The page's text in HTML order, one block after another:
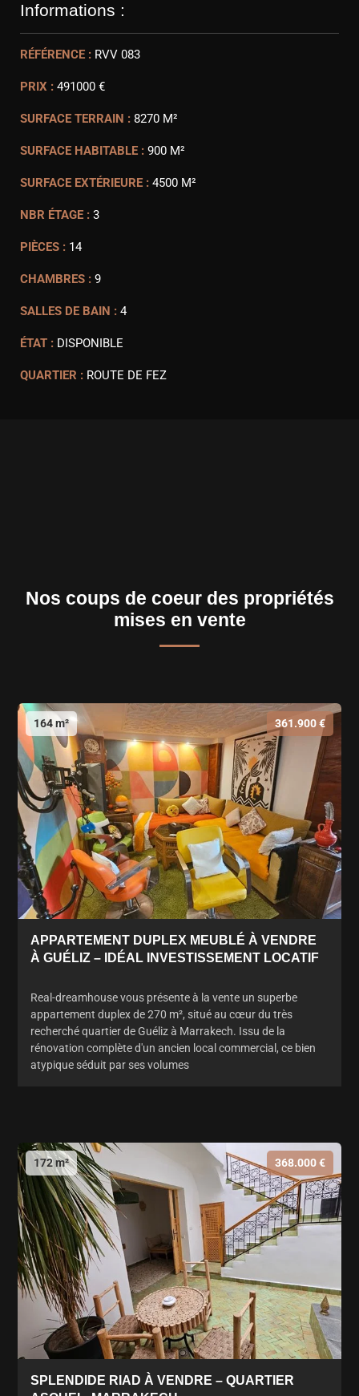
Informations :
RÉFÉRENCE : RVV 083
PRIX : 491000 €
SURFACE TERRAIN : 8270 M²
SURFACE HABITABLE : 900 M²
SURFACE EXTÉRIEURE : 4500 M²
NBR ÉTAGE : 3
PIÈCES : 14
CHAMBRES : 9
SALLES DE BAIN : 4
ÉTAT : DISPONIBLE
QUARTIER : ROUTE DE FEZ
Nos coups de coeur des propriétés
mises en vente
164 m² 361.900 €
APPARTEMENT DUPLEX MEUBLÉ À VENDRE
À GUÉLIZ – IDÉAL INVESTISSEMENT LOCATIF
Real-dreamhouse vous présente à la vente un superbe
appartement duplex de 270 m², situé au cœur du très
recherché quartier de Guéliz à Marrakech. Issu de la
rénovation complète d'un ancien local commercial, ce bien
atypique séduit par ses volumes
172 m² 368.000 €
SPLENDIDE RIAD À VENDRE – QUARTIER